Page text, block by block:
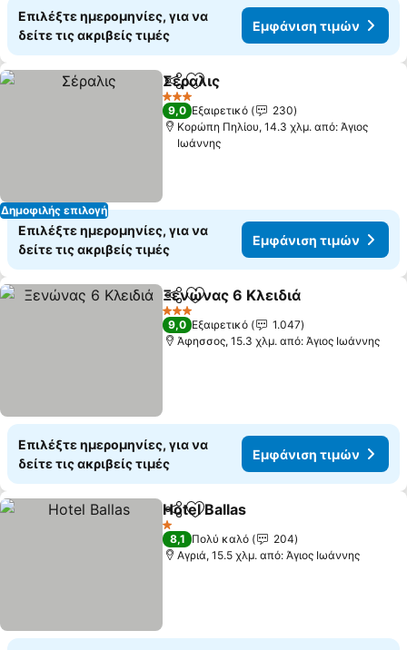
Επιλέξτε ημερομηνίες, για να
δείτε τις ακριβείς τιμές
Εμφάνιση τιμών
Δημοφιλής επιλογή
Κοινοποίηση
Προσθήκη στα αγαπημένα
Σέραλις
3 Αστέρια
9,0 Εξαιρετικό
230
Κορώπη Πηλίου, 14.3 χλμ. από: Άγιος
Ιωάννης
Επιλέξτε ημερομηνίες, για να
δείτε τις ακριβείς τιμές
Εμφάνιση τιμών
Κοινοποίηση
Προσθήκη στα αγαπημένα
Ξενώνας 6 Κλειδιά
3 Αστέρια
9,0 Εξαιρετικό
1.047
Άφησσος, 15.3 χλμ. από: Άγιος Ιωάννης
Επιλέξτε ημερομηνίες, για να
δείτε τις ακριβείς τιμές
Εμφάνιση τιμών
Κοινοποίηση
Προσθήκη στα αγαπημένα
Hotel Ballas
1 Αστέρια
8,1 Πολύ καλό
204
Αγριά, 15.5 χλμ. από: Άγιος Ιωάννης